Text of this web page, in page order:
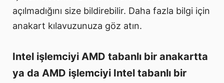
açılmadığını size bildirebilir. Daha fazla bilgi için
anakart kılavuzunuza göz atın.
Intel işlemciyi AMD tabanlı bir anakartta
ya da AMD işlemciyi Intel tabanlı bir